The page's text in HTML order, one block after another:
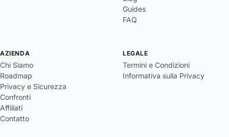
Guides
FAQ
AZIENDA
Chi Siamo
Roadmap
Privacy e Sicurezza
Confronti
Affiliati
Contatto
LEGALE
Termini e Condizioni
Informativa sulla Privacy